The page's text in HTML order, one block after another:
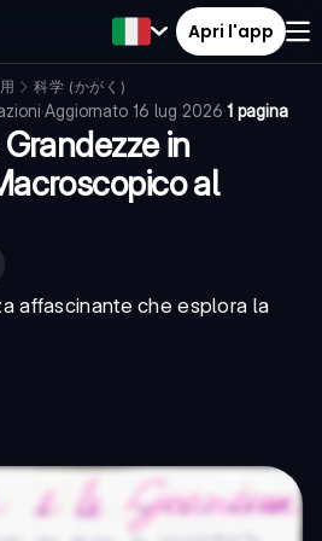
Apri l'app
科学 (かがく)
·Aggiornato 16 lug 2026·1 pagina
in
al
affascinante che esplora la